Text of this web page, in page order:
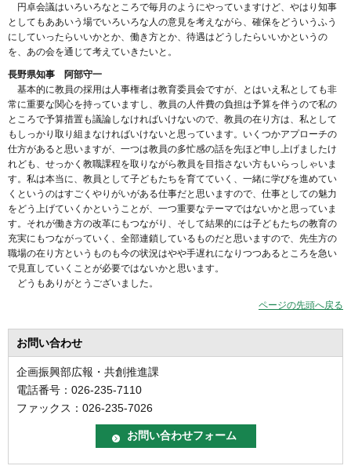
円卓会議はいろいろなところで毎月のようにやっていますけど、やはり知事
としてもああいう場でいろいろな人の意見を考えながら、確保をどういうふう
にしていったらいいかとか、働き方とか、待遇はどうしたらいいかというの
を、あの会を通じて考えていきたいと。
長野県知事 阿部守一
基本的に教員の採用は人事権者は教育委員会ですが、とはいえ私としても非
常に重要な関心を持っていますし、教員の人件費の負担は予算を伴うので私の
ところで予算措置も議論しなければいけないので、教員の在り方は、私として
もしっかり取り組まなければいけないと思っています。いくつかアプローチの
仕方があると思いますが、一つは教員の多忙感の話を先ほど申し上げましたけ
れども、せっかく教職課程を取りながら教員を目指さない方もいらっしゃいま
す。私は本当に、教員として子どもたちを育てていく、一緒に学びを進めてい
くというのはすごくやりがいがある仕事だと思いますので、仕事としての魅力
をどう上げていくかということが、一つ重要なテーマではないかと思っていま
す。それが働き方の改革にもつながり、そして結果的には子どもたちの教育の
充実にもつながっていく、全部連鎖しているものだと思いますので、先生方の
職場の在り方というものも今の状況はやや手遅れになりつつあるところを急い
で見直していくことが必要ではないかと思います。
どうもありがとうございました。
ページの先頭へ戻る
お問い合わせ
企画振興部広報・共創推進課
電話番号：026-235-7110
ファックス：026-235-7026